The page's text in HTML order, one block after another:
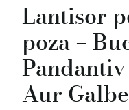
Lantisor
poza –
Aur